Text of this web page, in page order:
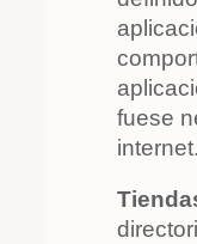
fuese
internet.